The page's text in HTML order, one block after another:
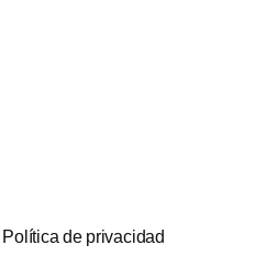
Política de privacidad